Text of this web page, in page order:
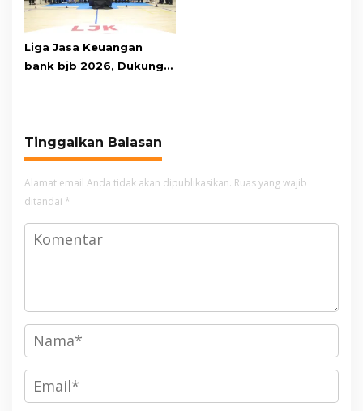
Liga Jasa Keuangan
bank bjb 2026, Dukung
Tinggalkan Balasan
Alamat email Anda tidak akan dipublikasikan. Ruas yang wajib
ditandai *